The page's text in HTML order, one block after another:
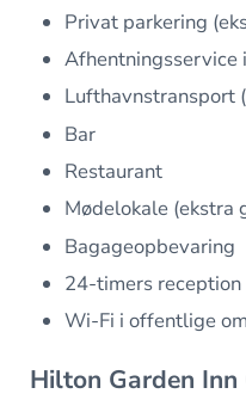
Privat parkering
Afhentningsservice
Lufthavnstransport
Bar
Restaurant
Mødelokale (ekstra
Bagageopbevaring
24-timers reception
Wi-Fi i offentlige
Hilton Garden